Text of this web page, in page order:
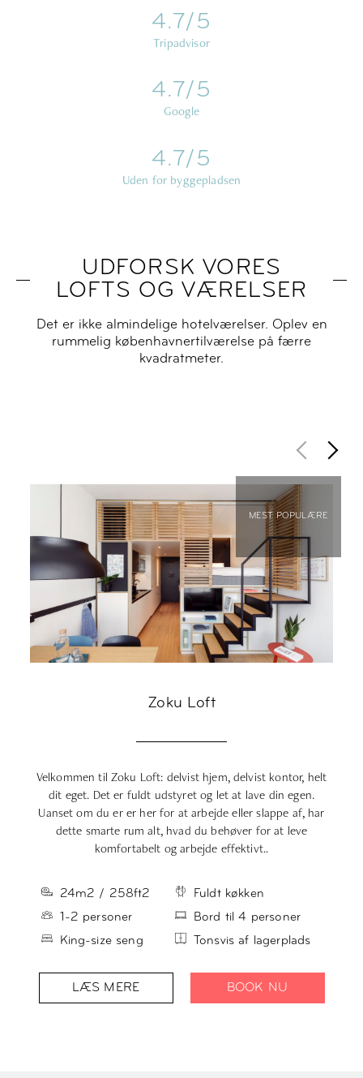
4.7/5
Tripadvisor
4.7/5
Google
4.7/5
Uden for byggepladsen
UDFORSK VORES
LOFTS OG VÆRELSER
Det er ikke almindelige hotelværelser. Oplev en
rummelig københavnertilværelse på færre
kvadratmeter.
MEST POPULÆRE
Zoku Loft
Velkommen til Zoku Loft: delvist hjem, delvist kontor, helt
dit eget. Det er fuldt udstyretog let at lave din egen.
Uanset om du erer her for at arbejde eller slappe af, har
dette smarte rum alt, hvad du behøver for at leve
komfortabelt og arbejde effektivt..
24m2 / 258ft2
1-2 personer
King-size seng
Fuldt køkken
Bord til 4 personer
Tonsvis af lagerplads
LÆS MERE BOOK NU